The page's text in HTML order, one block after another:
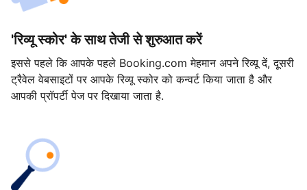
'रिव्यू स्कोर' के साथ तेजी से शुरुआत करें
इससे पहले कि आपके पहले Booking.com मेहमान अपने रिव्यू दें, दूसरी
ट्रैवेल वेबसाइटों पर आपके रिव्यू स्कोर को कन्वर्ट किया जाता है और
आपकी प्रॉपर्टी पेज पर दिखाया जाता है.